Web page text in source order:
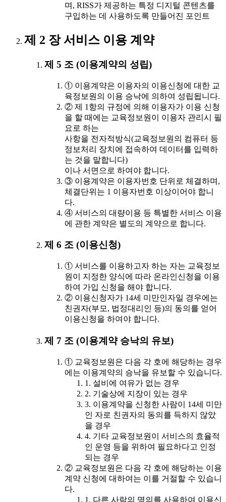
며, RISS가 제공하는 특정 디지털 콘텐츠를
구입하는 데 사용하도록 만들어진 포인트
제 2 장 서비스 이용 계약
제 5 조 (이용계약의 성립)
① 이용계약은 이용자의 이용신청에 대한 교
육정보원의 이용 승낙에 의하여 성립됩니다.
② 제 1항의 규정에 의해 이용자가 이용 신청
을 할 때에는 교육정보원이 이용자 관리시 필
요로 하는
사항을 전자적방식(교육정보원의 컴퓨터 등
정보처리 장치에 접속하여 데이터를 입력하
는 것을 말합니다)
이나 서면으로 하여야 합니다.
③ 이용계약은 이용자번호 단위로 체결하며,
체결단위는 1 이용자번호 이상이어야 합니
다.
④ 서비스의 대량이용 등 특별한 서비스 이용
에 관한 계약은 별도의 계약으로 합니다.
제 6 조 (이용신청)
① 서비스를 이용하고자 하는 자는 교육정보
원이 지정한 양식에 따라 온라인신청을 이용
하여 가입 신청을 해야 합니다.
② 이용신청자가 14세 미만인자일 경우에는
친권자(부모, 법정대리인 등)의 동의를 얻어
이용신청을 하여야 합니다.
제 7 조 (이용계약 승낙의 유보)
① 교육정보원은 다음 각 호에 해당하는 경우
에는 이용계약의 승낙을 유보할 수 있습니다.
1. 설비에 여유가 없는 경우
2. 기술상에 지장이 있는 경우
3. 이용계약을 신청한 사람이 14세 미만
인 자로 친권자의 동의를 득하지 않았
을 경우
4. 기타 교육정보원이 서비스의 효율적
인 운영 등을 위하여 필요하다고 인정
되는 경우
② 교육정보원은 다음 각 호에 해당하는 이용
계약 신청에 대하여는 이를 거절할 수 있습니
다.
1. 다른 사람의 명의를 사용하여 이용신